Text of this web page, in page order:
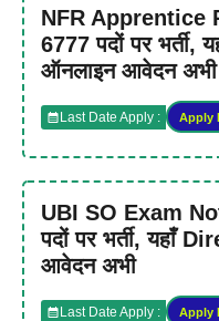
NFR Apprentice
6777 पदों पर
ऑनलाइन आवेदन अभी
Last Date Apply : Apply
UBI SO Exam
पदों पर भर्ती, यहाँ
आवेदन अभी
Last Date Apply : Apply